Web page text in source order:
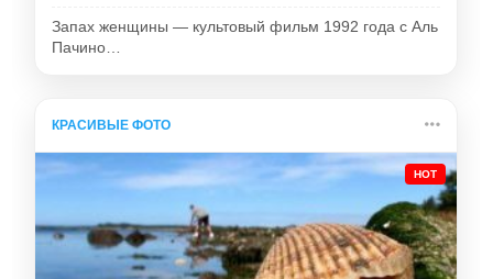
Запах женщины — культовый фильм 1992 года с Аль
Пачино…
КРАСИВЫЕ ФОТО
HOT